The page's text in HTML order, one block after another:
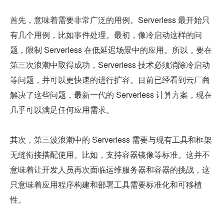
首先，意味着需要非常广泛的用例。Serverless 最开始只
有几个用例，比如事件处理。最初，像冷启动这样的问
题，限制 Serverless 在低延迟场景中的应用。所以，要在
第三次浪潮中取得成功，Serverless 技术必须消除冷启动
等问题，并可以更快速的进行扩容。目前已经看到云厂商
解决了这些问题，最新一代的 Serverless 计算方案，现在
几乎可以满足任何应用需求。
其次，第三波浪潮中的 Serverless 需要与现有工具和框架
无缝衔接搭配使用。比如，支持容器镜像等标准。这并不
意味着让开发人员再次面临运维服务器和容器的挑战，这
只意味着应用程序构建和部署工具需要标准化和可移植
性。